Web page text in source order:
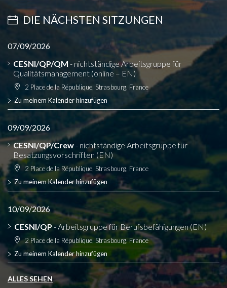
DIE NÄCHSTEN SITZUNGEN
07/09/2026
CESNI/QP/QM - nichtständige Arbeitsgruppe für
Qualitätsmanagement (online – EN)
2 Place de la République, Strasbourg, France
Zu meinem Kalender hinzufügen
09/09/2026
CESNI/QP/Crew- nichtständige Arbeitsgruppe für
Besatzungsvorschriften (EN)
2 Place de la République, Strasbourg, France
Zu meinem Kalender hinzufügen
10/09/2026
CESNI/QP- Arbeitsgruppe für Berufsbefähigungen (EN)
2 Place de la République, Strasbourg, France
Zu meinem Kalender hinzufügen
ALLES SEHEN